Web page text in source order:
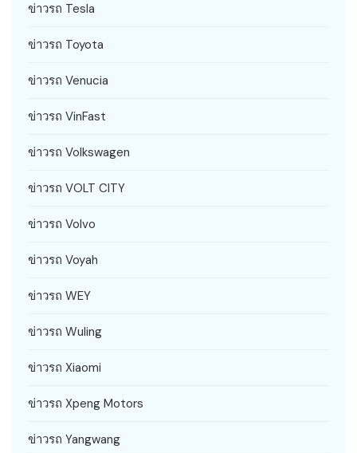
ข่าวรถ Tesla
ข่าวรถ Toyota
ข่าวรถ Venucia
ข่าวรถ VinFast
ข่าวรถ Volkswagen
ข่าวรถ VOLT CITY
ข่าวรถ Volvo
ข่าวรถ Voyah
ข่าวรถ WEY
ข่าวรถ Wuling
ข่าวรถ Xiaomi
ข่าวรถ Xpeng Motors
ข่าวรถ Yangwang